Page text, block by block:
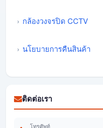
กล้องวงจรปิด CCTV
นโยบายการคืนสินค้า
ติดต่อเรา
โทรศัพท์